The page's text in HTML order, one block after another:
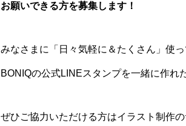
お願いできる方を募集します！
みなさまに「日々気軽に＆たくさん」使
BONIQの公式LINEスタンプを一緒に作れ
ぜひご協力いただける方はイラスト制作